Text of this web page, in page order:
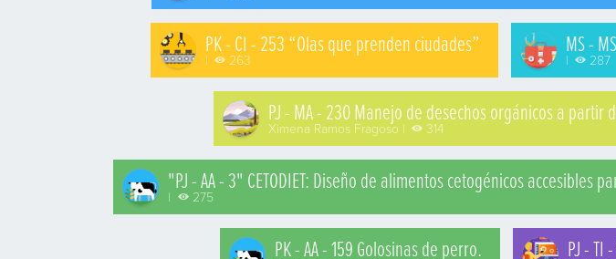
PK - CI - 253 “Olas que prenden ciudades”
| 263
MS -
| 287
PJ - MA - 230 Manejo de desechos orgánicos a
Ximena Ramos Fragoso | 314
"PJ - AA - 3" CETODIET: Diseño de alimentos cetogénicos
| 275
PK - AA - 159 Golosinas de perro. PJ - TI